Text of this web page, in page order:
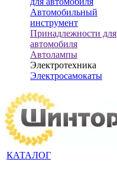
Автомобильный
инструмент
Принадлежности для
автомобиля
Автолампы
Электротехника
Электросамокаты
КАТАЛОГ